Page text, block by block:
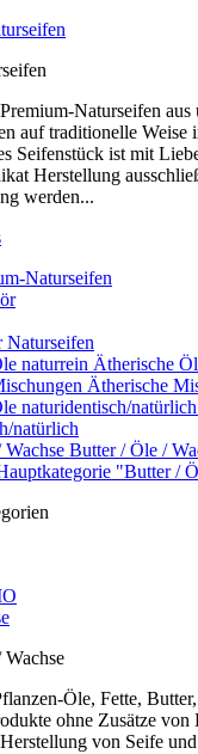
Naturseifen
auf traditionelle Weise
Seifenstück ist mit
Herstellung
werden...
Naturseifen
Naturseifen
naturrein Ätherische
Ätherische
naturidentisch/natürlich
natürlich
Butter / Öle /
"Butter /
Öle, Fette,
ohne Zusätze
von Seife